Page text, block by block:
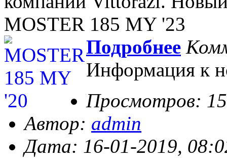
MOSTER 185 MY '23
Подробнее
Информация к
Просмотров:
Автор: admin
Дата: 16-01-2019,